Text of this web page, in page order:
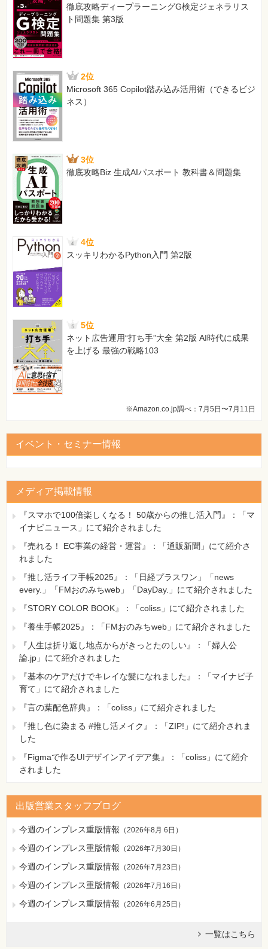
徹底攻略ディープラーニングG検定ジェネラリス
ト問題集 第3版
2位
Microsoft 365 Copilot踏み込み活用術（できるビジ
ネス）
3位
徹底攻略Biz 生成AIパスポート 教科書＆問題集
4位
スッキリわかるPython入門 第2版
5位
ネット広告運用“打ち手”大全 第2版 AI時代に成果
を上げる 最強の戦略103
※Amazon.co.jp調べ：7月5日〜7月11日
イベント・セミナー情報
メディア掲載情報
『スマホで100倍楽しくなる！ 50歳からの推し活入門』：「マ
イナビニュース」にて紹介されました
『売れる！ EC事業の経営・運営』：「通販新聞」にて紹介さ
れました
『推し活ライフ手帳2025』：「日経プラスワン」「news
every.」「FMおのみちweb」「DayDay.」にて紹介されました
『STORY COLOR BOOK』：「coliss」にて紹介されました
『養生手帳2025』：「FMおのみちweb」にて紹介されました
『人生は折り返し地点からがきっとたのしい』：「婦人公
論.jp」にて紹介されました
『基本のケアだけでキレイな髪になれました』：「マイナビ子
育て」にて紹介されました
『言の葉配色辞典』：「coliss」にて紹介されました
『推し色に染まる #推し活メイク』：「ZIP!」にて紹介されま
した
『Figmaで作るUIデザインアイデア集』：「coliss」にて紹介
されました
出版営業スタッフブログ
今週のインプレス重版情報 （2026年8月 6日 ）
今週のインプレス重版情報 （2026年7月30日 ）
今週のインプレス重版情報 （2026年7月23日 ）
今週のインプレス重版情報 （2026年7月16日 ）
今週のインプレス重版情報 （2026年6月25日 ）
一覧はこちら